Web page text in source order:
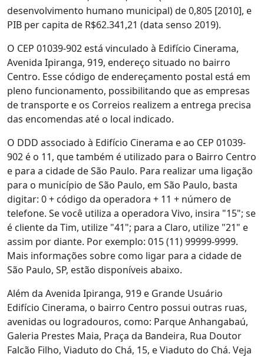
desenvolvimento humano municipal) de 0,805 [2010], e
PIB per capita de R$62.341,21 (data senso 2019).
O CEP 01039-902 está vinculado à Edifício Cinerama,
Avenida Ipiranga, 919, endereço situado no bairro
Centro. Esse código de endereçamento postal está em
pleno funcionamento, possibilitando que as empresas
de transporte e os Correios realizem a entrega precisa
das encomendas até o local indicado.
O DDD associado à Edifício Cinerama e ao CEP 01039-
902 é o 11, que também é utilizado para o Bairro Centro
e para a cidade de São Paulo. Para realizar uma ligação
para o município de São Paulo, em São Paulo, basta
digitar: 0 + código da operadora + 11 + número de
telefone. Se você utiliza a operadora Vivo, insira "15"; se
é cliente da Tim, utilize "41"; para a Claro, utilize "21" e
assim por diante. Por exemplo: 015 (11) 99999-9999.
Mais informações sobre como ligar para a cidade de
São Paulo, SP, estão disponíveis abaixo.
Além da Avenida Ipiranga, 919 e Grande Usuário
Edifício Cinerama, o bairro Centro possui outras ruas,
avenidas ou logradouros, como: Parque Anhangabaú,
Galeria Prestes Maia, Praça da Bandeira, Rua Doutor
Falcão Filho, Viaduto do Chá, 15, e Viaduto do Chá. Veja